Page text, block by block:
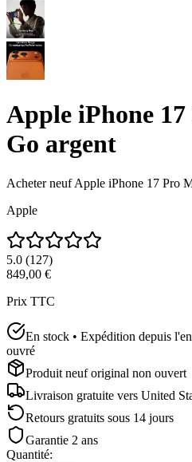
Apple iPhone
Go argent
Acheter neuf Apple iPhone 17 Pro
Apple
5.0 (127)
849,00 €
Prix TTC
En stock • Expédition depuis
ouvré
Produit neuf original non ouvert
Livraison gratuite vers United
Retours gratuits sous 14 jours
Garantie 2 ans
Quantité: